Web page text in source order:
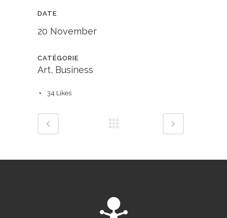
DATE
20 November
CATÉGORIE
Art, Business
34 Likes